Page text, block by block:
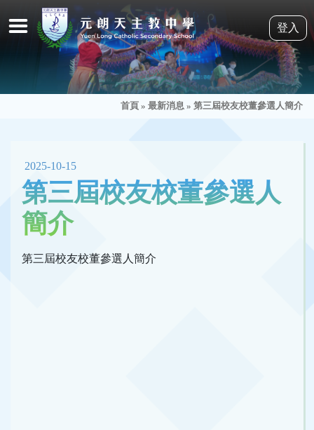
登入
首頁 » 最新消息 » 第三屆校友校董參選人簡介
2025-10-15
第三屆校友校董參選人
簡介
第三屆校友校董參選人簡介